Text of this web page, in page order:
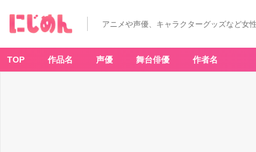
アニメや声優、キャラクターグッズなど女
TOP 作品名 声優 舞台俳優 作者名